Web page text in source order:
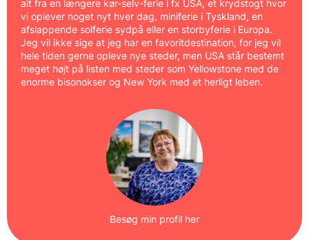
alt fra en længere kør-selv-ferie i fx USA, et krydstogt hvor
vi oplever noget nyt hver dag, miniferie i Tyskland, en
afslappende solferie sydpå eller en storbyferie i Europa.
Jeg vil ikke sige at jeg har en favoritdestination, for jeg vil
hele tiden gerne opleve nye steder, men USA står bestemt
meget højt på listen med steder som Yellowstone med de
enorme bisonokser og New York med et herligt leben.
Besøg min profil her